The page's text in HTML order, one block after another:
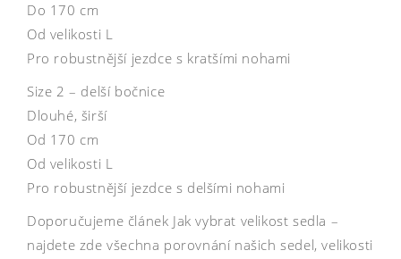
Do 170 cm
Od velikosti L
Pro robustnější jezdce s kratšími nohami
Size 2 – delší bočnice
Dlouhé, širší
Od 170 cm
Od velikosti L
Pro robustnější jezdce s delšími nohami
Doporučujeme článek Jak vybrat velikost sedla –
najdete zde všechna porovnání našich sedel, velikosti